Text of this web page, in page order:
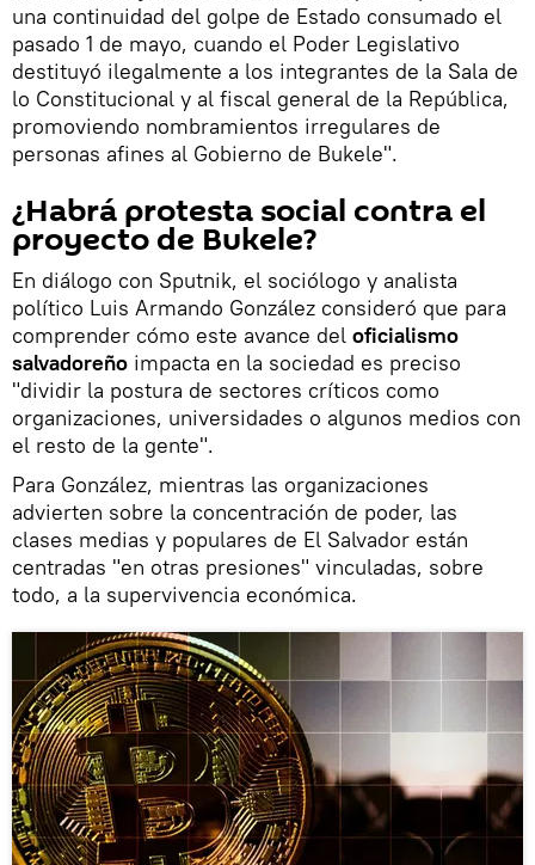
una continuidad del golpe de Estado consumado el
pasado 1 de mayo, cuando el Poder Legislativo
destituyó ilegalmente a los integrantes de la Sala de
lo Constitucional y al fiscal general de la República,
promoviendo nombramientos irregulares de
personas afines al Gobierno de Bukele".
¿Habrá protesta social contra el
proyecto de Bukele?
En diálogo con Sputnik, el sociólogo y analista
político Luis Armando González consideró que para
comprender cómo este avance del oficialismo
salvadoreño impacta en la sociedad es preciso
"dividir la postura de sectores críticos como
organizaciones, universidades o algunos medios con
el resto de la gente".
Para González, mientras las organizaciones
advierten sobre la concentración de poder, las
clases medias y populares de El Salvador están
centradas "en otras presiones" vinculadas, sobre
todo, a la supervivencia económica.